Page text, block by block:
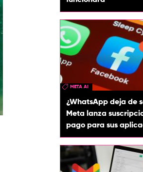
META AI
¿WhatsApp deja de
Meta lanza
pago para sus